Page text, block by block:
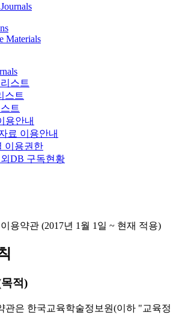
Materials
스트
스트
트
용안내
료 이용안내
이용권한
DB 구독현황
용약관 (2017년 1월 1일 ~ 현재 적용)
적)
관은 한국교육학술정보원(이하 "교육정